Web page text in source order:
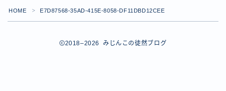
デモプリセット記事 Part07
プライバシーポリシー
Follow Me
HOME ＞ E7D87568-35AD-415E-8058-DF11DBD12CEE
2018–2026 みじんこの徒然ブログ